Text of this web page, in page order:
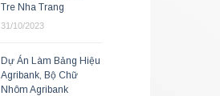
Tre Nha Trang
31/10/2023
Dự Án Làm Bảng Hiệu
Agribank, Bộ Chữ
Nhôm Agribank